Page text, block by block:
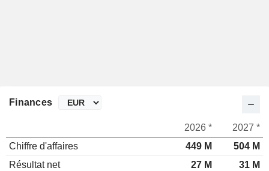
Finances
2026 *
2027 *
Chiffre d'affaires
449 M
504 M
Résultat net
27 M
31 M